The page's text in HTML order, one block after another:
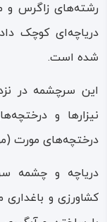
رشته‌های زاگرس و
دریاچه‌ای کوچک
شده است.
این سرچشمه در
نیزارها و
درختچه‌های مورت
دریاچه و چشمه
کشاورزی و باغداری